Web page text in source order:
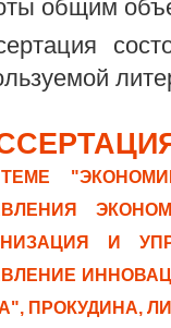
общим
И
ПРОКУДИНА,